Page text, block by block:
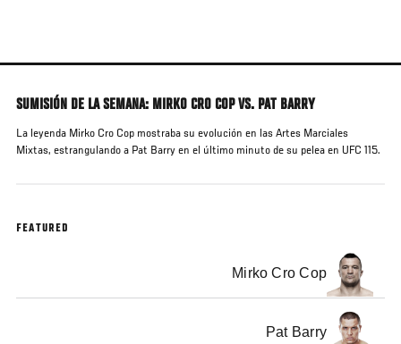
contenido
SUMISIÓN DE LA SEMANA: MIRKO CRO COP VS. PAT BARRY
La leyenda Mirko Cro Cop mostraba su evolución en las Artes Marciales
Mixtas, estrangulando a Pat Barry en el último minuto de su pelea en UFC 115.
FEATURED
Mirko Cro Cop
Pat Barry